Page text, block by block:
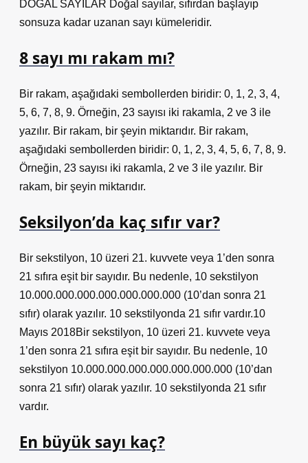
DOĞAL SAYILAR Doğal sayılar, sıfırdan başlayıp
sonsuza kadar uzanan sayı kümeleridir.
8 sayı mı rakam mı?
Bir rakam, aşağıdaki sembollerden biridir: 0, 1, 2, 3, 4,
5, 6, 7, 8, 9. Örneğin, 23 sayısı iki rakamla, 2 ve 3 ile
yazılır. Bir rakam, bir şeyin miktarıdır. Bir rakam,
aşağıdaki sembollerden biridir: 0, 1, 2, 3, 4, 5, 6, 7, 8, 9.
Örneğin, 23 sayısı iki rakamla, 2 ve 3 ile yazılır. Bir
rakam, bir şeyin miktarıdır.
Seksilyon’da kaç sıfır var?
Bir sekstilyon, 10 üzeri 21. kuvvete veya 1’den sonra
21 sıfıra eşit bir sayıdır. Bu nedenle, 10 sekstilyon
10.000.000.000.000.000.000.000 (10’dan sonra 21
sıfır) olarak yazılır. 10 sekstilyonda 21 sıfır vardır.10
Mayıs 2018Bir sekstilyon, 10 üzeri 21. kuvvete veya
1’den sonra 21 sıfıra eşit bir sayıdır. Bu nedenle, 10
sekstilyon 10.000.000.000.000.000.000.000 (10’dan
sonra 21 sıfır) olarak yazılır. 10 sekstilyonda 21 sıfır
vardır.
En büyük sayı kaç?